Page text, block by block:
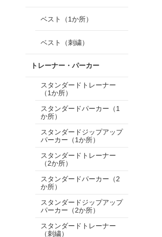
ベスト（1か所）
ベスト（刺繍）
トレーナー・パーカー
スタンダードトレーナー
（1か所）
スタンダードパーカー（1
か所）
スタンダードジップアップ
パーカー（1か所）
スタンダードトレーナー
（2か所）
スタンダードパーカー（2
か所）
スタンダードジップアップ
パーカー（2か所）
スタンダードトレーナー
（刺繍）